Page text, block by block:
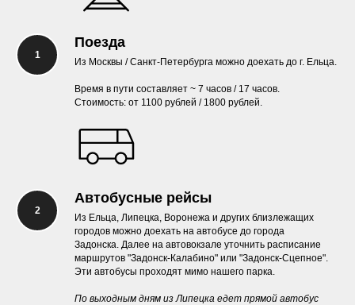
Поезда
Из Москвы / Санкт-Петербурга можно доехать до г. Ельца.
Время в пути составляет ~ 7 часов / 17 часов.
Стоимость: от 1100 рублей / 1800 рублей.
Автобусные рейсы
Из Ельца, Липецка, Воронежа и других близлежащих
городов можно доехать на автобусе до города
Задонска. Далее на автовокзале уточнить расписание
маршрутов "Задонск-Калабино" или "Задонск-Сцепное".
Эти автобусы проходят мимо нашего парка.
По выходным дням из Липецка едет прямой автобус